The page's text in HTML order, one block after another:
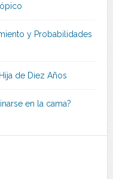
y Probabilidades
de Diez Años
en la cama?